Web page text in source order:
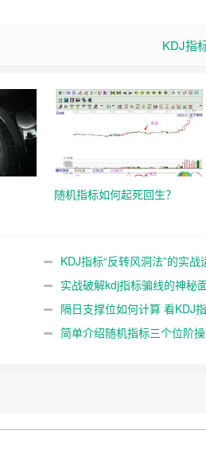
KDJ指
随机指标如何起死回生？
KDJ指标“反转风洞法”的实战
实战破解kdj指标骗线的神秘
隔日支撑位如何计算 看KDJ
简单介绍随机指标三个位阶